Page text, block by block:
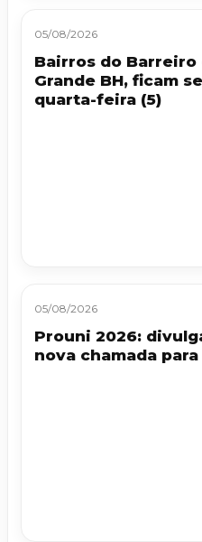
05/08/2026
Bairros do
Grande BH, ficam
quarta-feira (5)
05/08/2026
Prouni 2026:
nova chamada